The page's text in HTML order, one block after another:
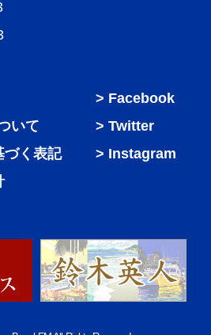
いて
づく表記
Facebook
Twitter
Instagram